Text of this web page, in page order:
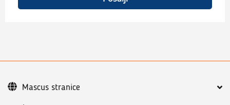
Mascus stranice